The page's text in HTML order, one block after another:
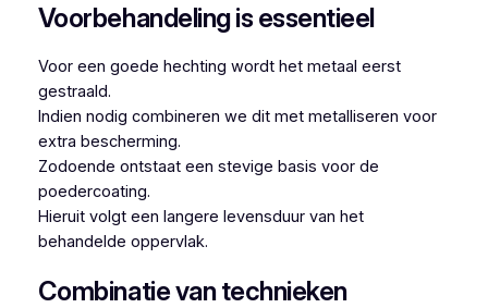
Voorbehandeling is essentieel
Voor een goede hechting wordt het metaal eerst
gestraald.
Indien nodig combineren we dit met metalliseren voor
extra bescherming.
Zodoende ontstaat een stevige basis voor de
poedercoating.
Hieruit volgt een langere levensduur van het
behandelde oppervlak.
Combinatie van technieken